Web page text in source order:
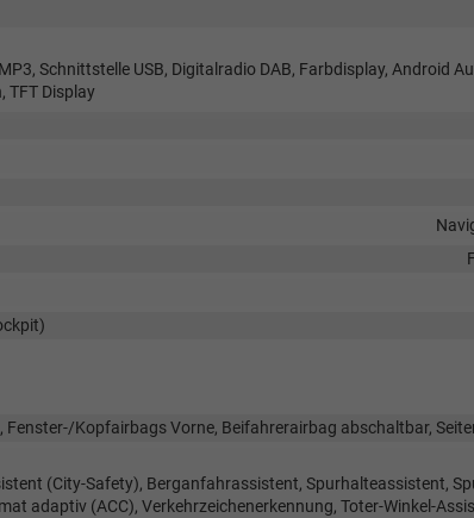
Schnittstelle USB, Digitalradio DAB, Farbdisplay, Android
TFT Display
Fenster-/Kopfairbags Vorne, Beifahrerairbag abschaltbar,
(City-Safety), Berganfahrassistent, Spurhalteassistent,
adaptiv (ACC), Verkehrzeichenerkennung, Toter-Winkel-